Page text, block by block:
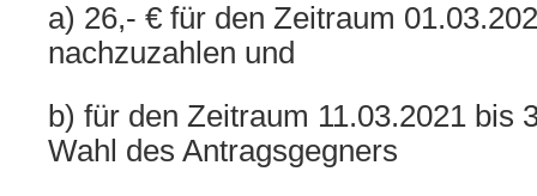
a) 26,- € für den Zeitraum
nachzuzahlen und
b) für den Zeitraum 11.03.2021 bis
Wahl des Antragsgegners